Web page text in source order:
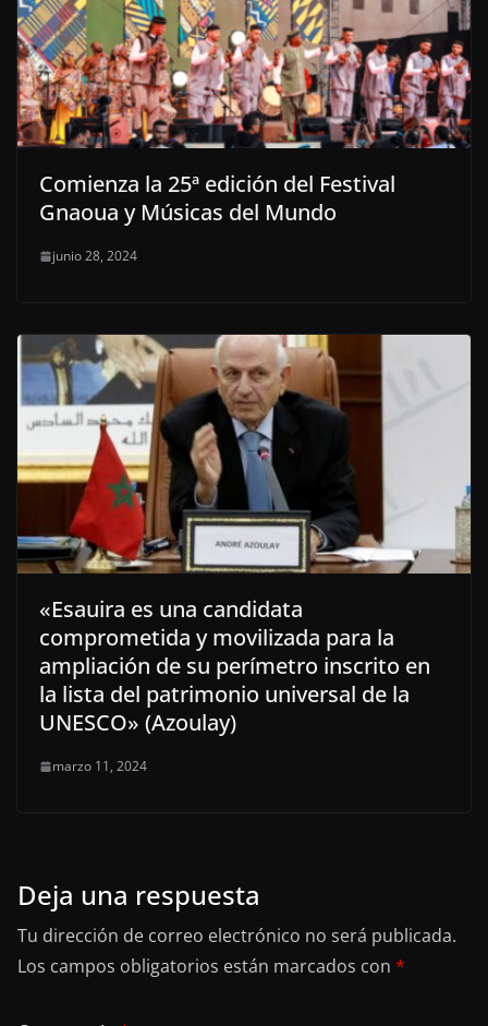
Comienza la 25ª edición del Festival
Gnaoua y Músicas del Mundo
junio 28, 2024
«Esauira es una candidata
comprometida y movilizada para la
ampliación de su perímetro inscrito en
la lista del patrimonio universal de la
UNESCO» (Azoulay)
marzo 11, 2024
Deja una respuesta
Tu dirección de correo electrónico no será publicada.
Los campos obligatorios están marcados con *